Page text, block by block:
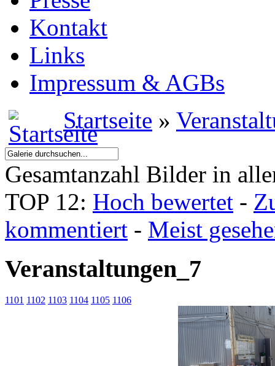
Kontakt
Links
Impressum & AGBs
Startseite »
Gesamtanzahl Bilder in
TOP 12: Hoch bewertet -
kommentiert - Meist
Veranstaltungen_7
1101 1102 1103 1104 1105 1106